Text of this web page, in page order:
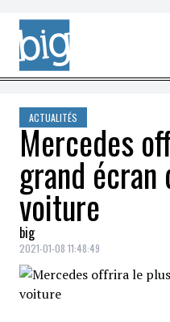
Skip to content
ACTUALITÉS
Mercedes
grand écran
voiture
big
2021-01-08 11:48:49